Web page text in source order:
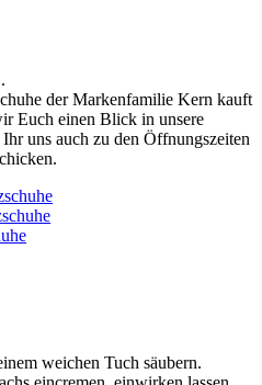
der Markenfamilie Kern kauft
Euch einen Blick in unsere
uns auch zu den Öffnungszeiten
weichen Tuch säubern.